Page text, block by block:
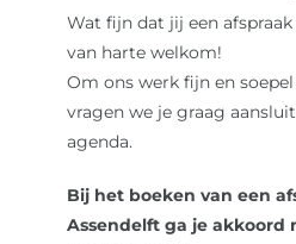
Reviews
Onze merken
Laat je inspireren
Wat fijn dat jij een
van harte welkom!
Om ons werk fijn en
vragen we je graag
agenda.
Bij het boeken van een
Assendelft ga je akkoord